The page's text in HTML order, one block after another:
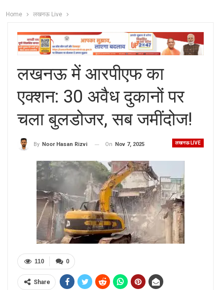
Home लखनऊ Live
लखनऊ में आरपीएफ का
एक्शन: 30 अवैध दुकानों पर
चला बुलडोजर, सब जमींदोज!
लखनऊ LIVE
By Noor Hasan Rizvi On Nov 7, 2025
0
110
Share